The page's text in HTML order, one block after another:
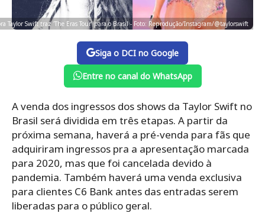
Taylor Swift traz 'The Eras Tour' para o Brasil - Foto: Reprodução/Instagram/@taylorswift
Siga o DCI no Google
Entre no canal do WhatsApp
A venda dos ingressos dos shows da Taylor Swift no
Brasil será dividida em três etapas. A partir da
próxima semana, haverá a pré-venda para fãs que
adquiriram ingressos pra a apresentação marcada
para 2020, mas que foi cancelada devido à
pandemia. Também haverá uma venda exclusiva
para clientes C6 Bank antes das entradas serem
liberadas para o público geral.